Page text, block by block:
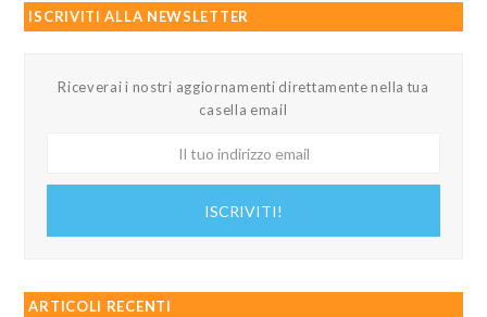
ISCRIVITI ALLA NEWSLETTER
Riceverai i nostri aggiornamenti direttamente nella tua
casella email
ISCRIVITI!
ARTICOLI RECENTI